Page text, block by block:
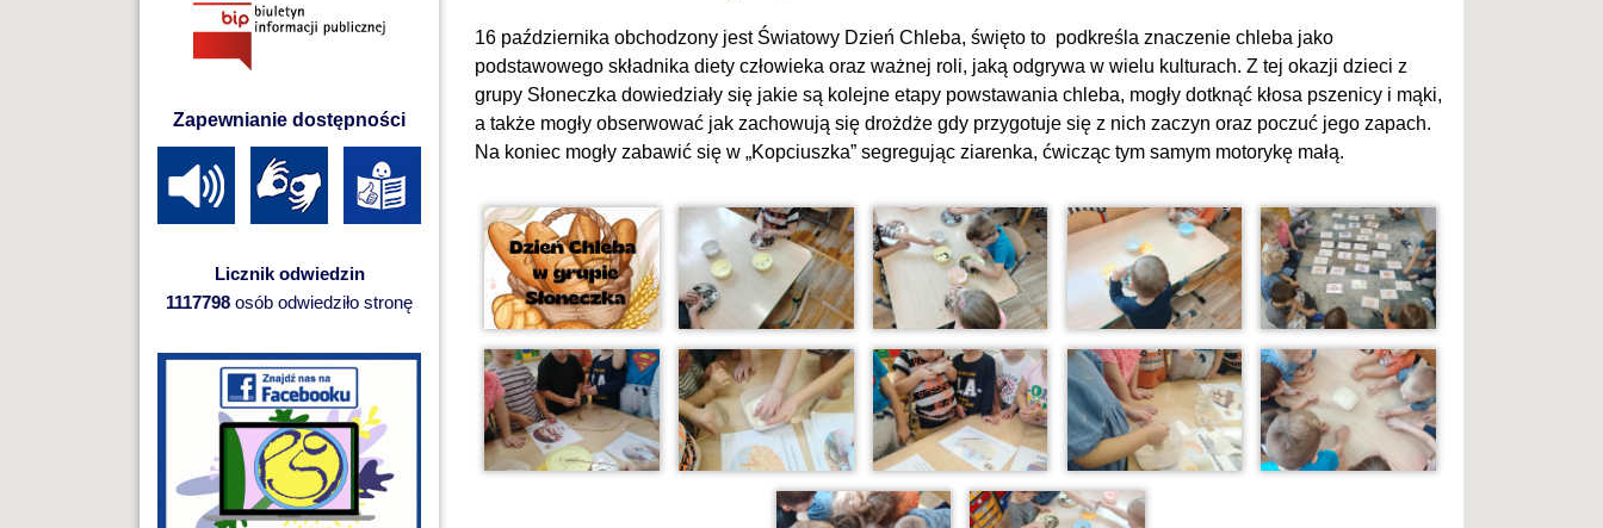
16 października obchodzony jest Światowy Dzień Chleba, święto to podkreśla znaczenie chleba jako
podstawowego składnika diety człowieka oraz ważnej roli, jaką odgrywa w wielu kulturach. Z tej okazji dzieci z
grupy Słoneczka dowiedziały się jakie są kolejne etapy powstawania chleba, mogły dotknąć kłosa pszenicy i mąki,
a także mogły obserwować jak zachowują się drożdże gdy przygotuje się z nich zaczyn oraz poczuć jego zapach.
Na koniec mogły zabawić się w „Kopciuszka” segregując ziarenka, ćwicząc tym samym motorykę małą.
Zapewnianie dostępności
Licznik odwiedzin
1117798 osób odwiedziło stronę